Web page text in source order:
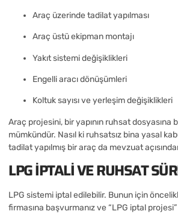
Araç üzerinde tadilat yapılması
Araç üstü ekipman montajı
Yakıt sistemi değişiklikleri
Engelli aracı dönüşümleri
Koltuk sayısı ve yerleşim değişiklikleri
Araç projesini, bir yapının ruhsat dosyasına
mümkündür. Nasıl ki ruhsatsız bina yasal
tadilat yapılmış bir araç da mevzuat
LPG İPTALI VE RUHSAT
LPG sistemi iptal edilebilir. Bunun için
firmasına başvurmanız ve “LPG iptal